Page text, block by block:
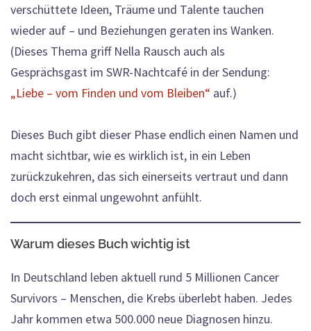
verschüttete Ideen, Träume und Talente tauchen
wieder auf – und Beziehungen geraten ins Wanken.
(Dieses Thema griff Nella Rausch auch als
Gesprächsgast im SWR-Nachtcafé in der Sendung:
„Liebe – vom Finden und vom Bleiben“ auf.)
Dieses Buch gibt dieser Phase endlich einen Namen und
macht sichtbar, wie es wirklich ist, in ein Leben
zurückzukehren, das sich einerseits vertraut und dann
doch erst einmal ungewohnt anfühlt.
Warum dieses Buch wichtig ist
In Deutschland leben aktuell rund 5 Millionen Cancer
Survivors – Menschen, die Krebs überlebt haben. Jedes
Jahr kommen etwa 500.000 neue Diagnosen hinzu.